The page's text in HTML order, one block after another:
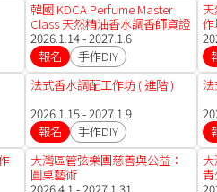
韓國 KDCA Perfume Master
Class 天然精油香水調香師資證
書課程
2026.1.14 - 2027.1.6
報名
手作DIY
法式香水調配工作坊 ( 進階 )
2026.1.15 - 2027.1.9
報名
手作DIY
大灣區管弦樂團慈善與公益：
圓桌藝術
青